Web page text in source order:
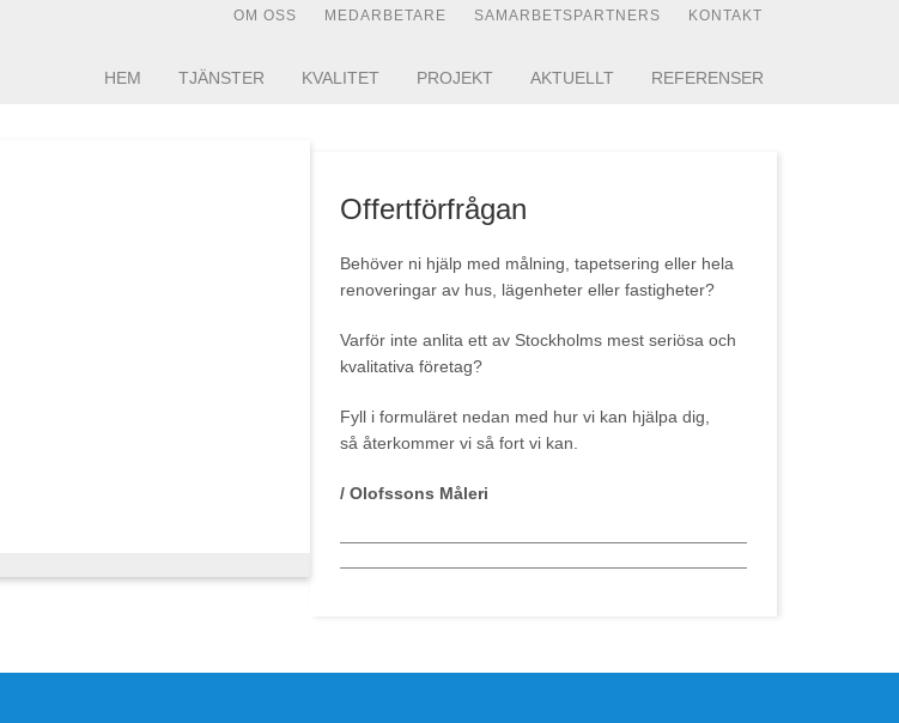
OM OSS MEDARBETARE SAMARBETSPARTNERS KONTAKT
HEM TJÄNSTER KVALITET PROJEKT AKTUELLT REFERENSER
Offertförfrågan
Behöver ni hjälp med målning, tapetsering eller hela
renoveringar av hus, lägenheter eller fastigheter?
Varför inte anlita ett av Stockholms mest seriösa och
kvalitativa företag?
Fyll i formuläret nedan med hur vi kan hjälpa dig,
så återkommer vi så fort vi kan.
/ Olofssons Måleri